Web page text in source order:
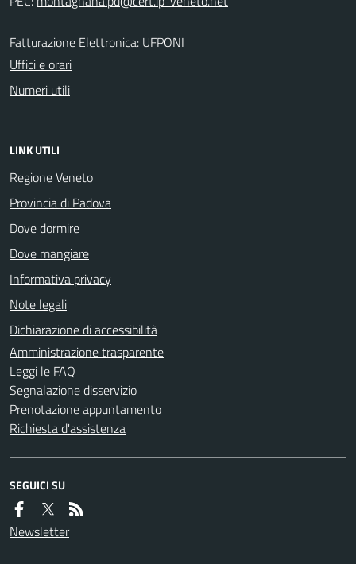
Fatturazione Elettronica: UFPONI
Uffici e orari
Numeri utili
LINK UTILI
Regione Veneto
Provincia di Padova
Dove dormire
Dove mangiare
Informativa privacy
Note legali
Dichiarazione di accessibilità
Amministrazione trasparente
Leggi le FAQ
Segnalazione disservizio
Prenotazione appuntamento
Richiesta d'assistenza
SEGUICI SU
Newsletter